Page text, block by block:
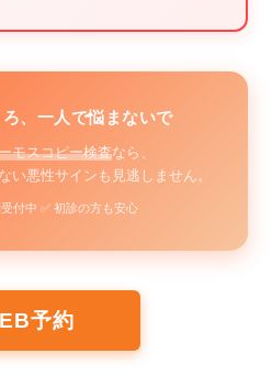
、一人で悩まないで
モスコピー検査なら、
い悪性サインも見逃しません。
付中 ✅ 初診の方も安心
予約